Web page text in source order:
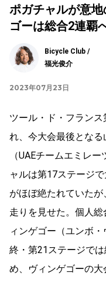
ポガチャルが意
ゴーは総合2連覇
Bicycle Club /
福光俊介
2023年07月23日
ツール・ド・フラン
れ、今大会最後とな
（UAEチームエミレ
ャルは第17ステージ
がほぼ絶たれていた
走りを見せた。個人
ィンゲゴー（ユンボ
終・第21ステージで
め、ヴィンゲゴーの大